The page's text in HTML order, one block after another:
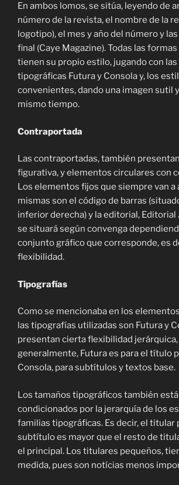
En ambos lomos, se sitúa, leyendo de
número de la revista, el nombre de la
logotipo), el mes y año del número y
final (Caye Magazine). Todas las
tienen su propio estilo, jugando con
tipográficas Futura y Consola y, los
convenientes, dando una imagen sutil
mismo tiempo.
Contraportada
Las contraportadas, también
figurativa, y elementos circulares con
Los elementos fijos que siempre van a
mismas son el código de barras
inferior derecha) y la editorial, Editorial
se situará según convenga
conjunto gráfico que corresponde, es
flexibilidad.
Tipografías
Como se mencionaba en los
las tipografías utilizadas son Futura y
presentan cierta flexibilidad
generalmente, Futura es para el título
Consola, para subtítulos y textos base.
Los tamaños tipográficos también
condicionados por la jerarquía de los
familias tipográficas. Es decir, el titular
subtítulo es mayor que el resto de
el principal. Los titulares pequeños,
medida, pues son notícias menos